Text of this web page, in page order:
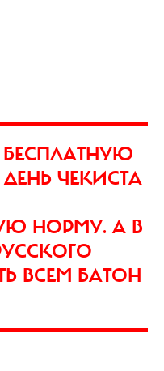
ЧЕКИСТА
НОРМУ. А В
ВСЕМ БАТОН